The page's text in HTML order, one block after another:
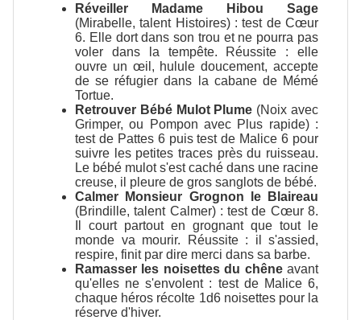
Réveiller Madame Hibou Sage
(Mirabelle, talent Histoires) : test de Cœur
6. Elle dort dans son trou et ne pourra pas
voler dans la tempête. Réussite : elle
ouvre un œil, hulule doucement, accepte
de se réfugier dans la cabane de Mémé
Tortue.
Retrouver Bébé Mulot Plume (Noix avec
Grimper, ou Pompon avec Plus rapide) :
test de Pattes 6 puis test de Malice 6 pour
suivre les petites traces près du ruisseau.
Le bébé mulot s'est caché dans une racine
creuse, il pleure de gros sanglots de bébé.
Calmer Monsieur Grognon le Blaireau
(Brindille, talent Calmer) : test de Cœur 8.
Il court partout en grognant que tout le
monde va mourir. Réussite : il s'assied,
respire, finit par dire merci dans sa barbe.
Ramasser les noisettes du chêneavant
qu'elles ne s'envolent : test de Malice 6,
chaque héros récolte 1d6 noisettes pour la
réserve d'hiver.